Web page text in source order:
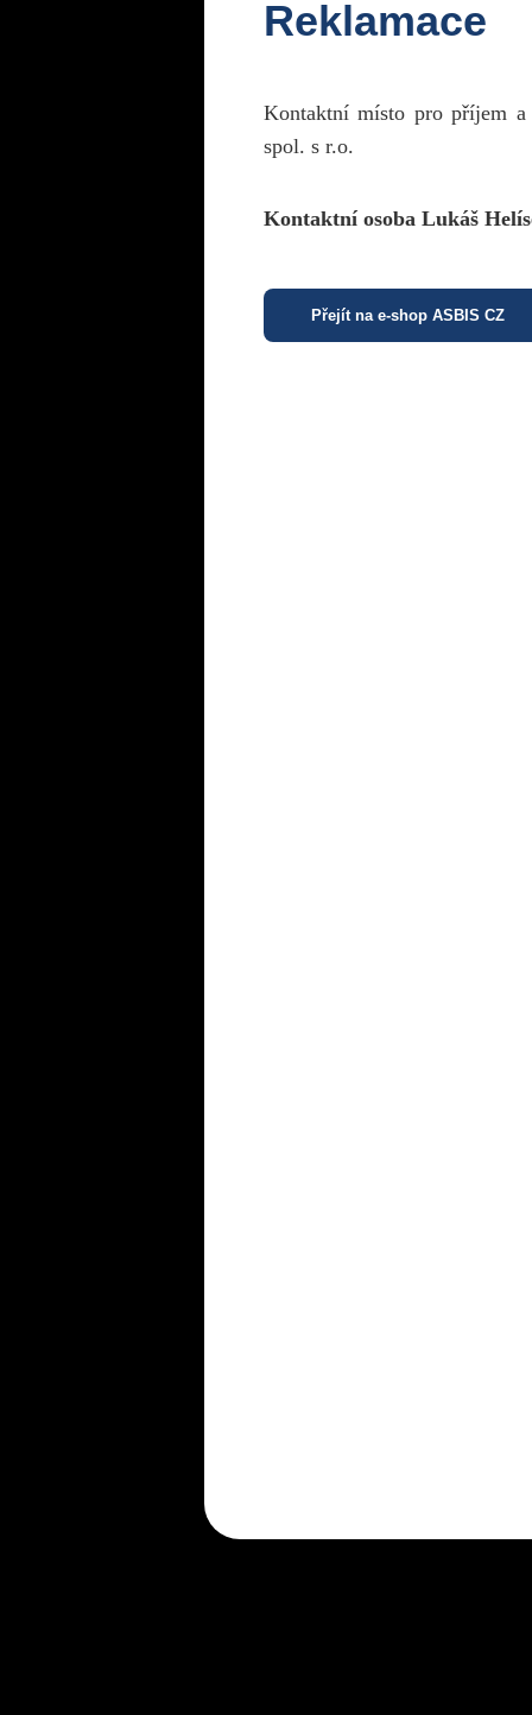
Reklamace
Kontaktní místo pro příjem
spol. s r.o.
Kontaktní osoba Lukáš
Přejít na e-shop ASBIS CZ